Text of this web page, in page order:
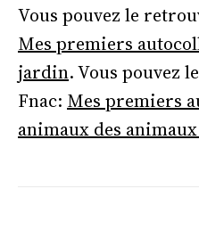
Vous pouvez le
Mes premiers
jardin. Vous pouvez
Fnac: Mes premiers
animaux des animaux